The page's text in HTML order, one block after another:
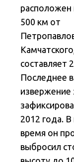
500 км от
составляет
Последнее
извержение
2012 года.
время он
выбросил